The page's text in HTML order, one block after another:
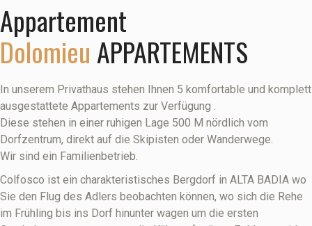
Appartement
Dolomieu APPARTEMENTS
In unserem Privathaus stehen Ihnen 5 komfortable und komplett
ausgestattete Appartements zur Verfügung .
Diese stehen in einer ruhigen Lage 500 M nördlich vom
Dorfzentrum, direkt auf die Skipisten oder Wanderwege.
Wir sind ein Familienbetrieb.
Colfosco ist ein charakteristisches Bergdorf in ALTA BADIA wo
Sie den Flug des Adlers beobachten können, wo sich die Rehe
im Frühling bis ins Dorf hinunter wagen um die ersten